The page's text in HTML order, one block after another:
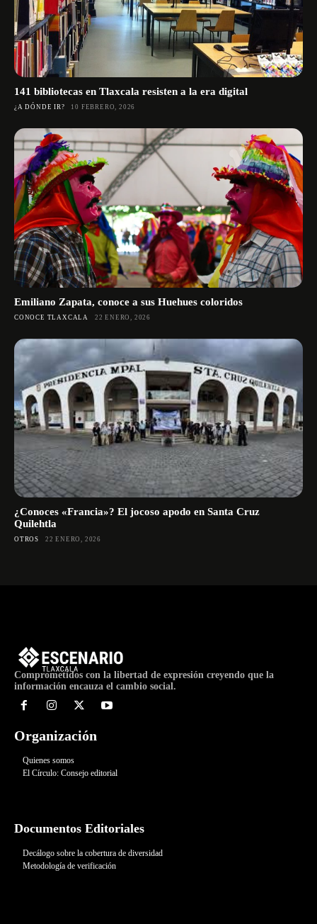
141 bibliotecas en Tlaxcala resisten a la era digital
¿A DÓNDE IR? 10 FEBRERO, 2026
Emiliano Zapata, conoce a sus Huehues coloridos
CONOCE TLAXCALA 22 ENERO, 2026
¿Conoces «Francia»? El jocoso apodo en Santa Cruz
Quilehtla
OTROS 22 ENERO, 2026
Comprometidos con la libertad de expresión creyendo que la
información encauza el cambio social.
Organización
Quienes somos
El Círculo: Consejo editorial
Documentos Editoriales
Decálogo sobre la cobertura de diversidad
Metodología de verificación